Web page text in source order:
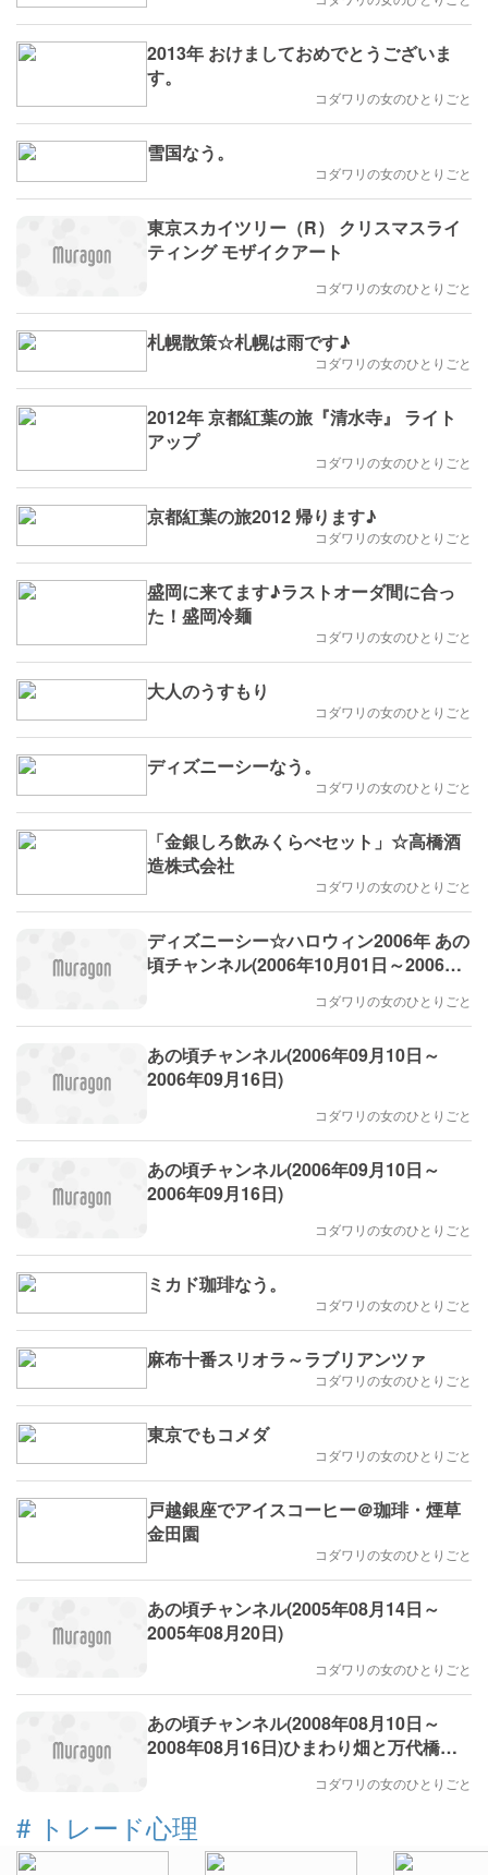
2013年 おけましておめでとうございま
す。
コダワリの女のひとりごと
雪国なう。
コダワリの女のひとりごと
東京スカイツリー（R） クリスマスライ
ティング モザイクアート
コダワリの女のひとりごと
札幌散策☆札幌は雨です♪
コダワリの女のひとりごと
2012年 京都紅葉の旅『清水寺』 ライト
アップ
コダワリの女のひとりごと
京都紅葉の旅2012 帰ります♪
コダワリの女のひとりごと
盛岡に来てます♪ラストオーダ間に合っ
た！盛岡冷麺
コダワリの女のひとりごと
大人のうすもり
コダワリの女のひとりごと
ディズニーシーなう。
コダワリの女のひとりごと
「金銀しろ飲みくらべセット」☆高橋酒
造株式会社
コダワリの女のひとりごと
ディズニーシー☆ハロウィン2006年 あの
頃チャンネル(2006年10月01日～2006年
コダワリの女のひとりごと
あの頃チャンネル(2006年09月10日～
2006年09月16日)
コダワリの女のひとりごと
あの頃チャンネル(2006年09月10日～
2006年09月16日)
コダワリの女のひとりごと
ミカド珈琲なう。
コダワリの女のひとりごと
麻布十番スリオラ～ラブリアンツァ
コダワリの女のひとりごと
東京でもコメダ
コダワリの女のひとりごと
戸越銀座でアイスコーヒー＠珈琲・煙草
金田園
コダワリの女のひとりごと
あの頃チャンネル(2005年08月14日～
2005年08月20日)
コダワリの女のひとりごと
あの頃チャンネル(2008年08月10日～
2008年08月16日)ひまわり畑と万代橋の
コダワリの女のひとりごと
# トレード心理